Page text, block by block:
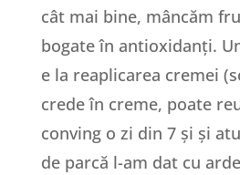
cât mai bine, mâncăm
bogate în antioxidanți.
e la reaplicarea cremei
crede în creme, poate
conving o zi din 7 și și
de parcă l-am dat cu